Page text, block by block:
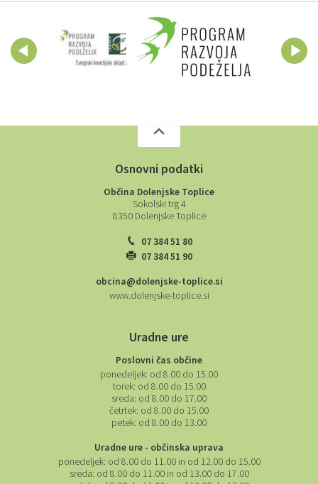
Osnovni podatki
Občina Dolenjske Toplice
Sokolski trg 4
8350 Dolenjske Toplice
07 384 51 80
07 384 51 90
obcina@dolenjske-toplice.si
www.dolenjske-toplice.si
Uradne ure
Poslovni čas občine
ponedeljek: od 8.00 do 15.00
torek: od 8.00 do 15.00
sreda: od 8.00 do 17.00
četrtek: od 8.00 do 15.00
petek: od 8.00 do 13.00
Uradne ure - občinska uprava
ponedeljek: od 8.00 do 11.00 in od 12.00 do 15.00
sreda: od 8.00 do 11.00 in od 13.00 do 17.00